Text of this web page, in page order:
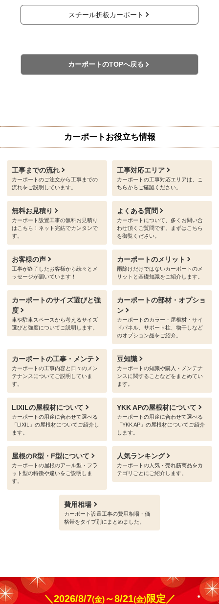
スチール折板カーポート
カーポートのTOPへ戻る
カーポートお役立ち情報
工事までの流れ
カーポートのご注文から工事までの
流れをご説明しています。
工事対応エリア
カーポートの工事対応エリアは、こ
ちらからご確認ください。
無料お見積り
カーポート設置工事の無料お見積り
はこちら！ネット完結でカンタンで
す。
よくある質問
カーポートについて、多くお問い合
わせ頂くご質問です。まずはこちら
を御覧ください。
お客様の声
工事が終了したお客様から続々とメ
ッセージが届いています！
カーポートのメリット
雨除けだけではないカーポートのメ
リットと基礎知識をご紹介します。
カーポートのサイズ選びと強
度
車や駐車スペースから考えるサイズ
選びと強度についてご説明します。
カーポートの部材・オプショ
ン
カーポートのカラー・屋根材・サイ
ドパネル、サポート柱、物干しなど
のオプション品をご紹介。
カーポートの工事・メンテ
カーポートの工事内容と日々のメン
テナンスについてご説明していま
す。
豆知識
カーポートの知識や購入・メンテナ
ンスに関することなどをまとめてい
ます。
LIXILの屋根材について
カーポートの用途に合わせて選べる
「LIXIL」の屋根材についてご紹介し
ます。
YKK APの屋根材について
カーポートの用途に合わせて選べる
「YKK AP」の屋根材についてご紹介
します。
屋根のR型・F型について
カーポートの屋根のアール型・フラ
ット型の特徴や違いをご説明しま
す。
人気ランキング
カーポートの人気・売れ筋商品をカ
テゴリごとにご紹介します。
費用相場
カーポート設置工事の費用相場・価
格帯をタイプ別にまとめました。
＼2026/8/7(金)～8/21(金)限定／